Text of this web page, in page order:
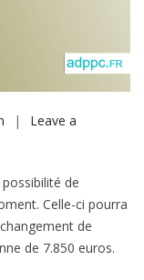
l
e
Leave a
de
Celle-ci pourra
de
de 7.850 euros.